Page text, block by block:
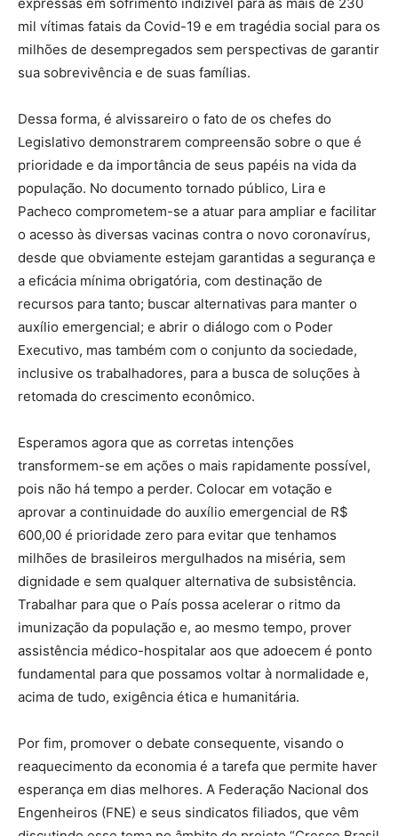
mil vítimas fatais da Covid-19 e em tragédia social para os
milhões de desempregados sem perspectivas de garantir
sua sobrevivência e de suas famílias.
Dessa forma, é alvissareiro o fato de os chefes do
Legislativo demonstrarem compreensão sobre o que é
prioridade e da importância de seus papéis na vida da
população. No documento tornado público, Lira e
Pacheco comprometem-se a atuar para ampliar e facilitar
o acesso às diversas vacinas contra o novo coronavírus,
desde que obviamente estejam garantidas a segurança e
a eficácia mínima obrigatória, com destinação de
recursos para tanto; buscar alternativas para manter o
auxílio emergencial; e abrir o diálogo com o Poder
Executivo, mas também com o conjunto da sociedade,
inclusive os trabalhadores, para a busca de soluções à
retomada do crescimento econômico.
Esperamos agora que as corretas intenções
transformem-se em ações o mais rapidamente possível,
pois não há tempo a perder. Colocar em votação e
aprovar a continuidade do auxílio emergencial de R$
600,00 é prioridade zero para evitar que tenhamos
milhões de brasileiros mergulhados na miséria, sem
dignidade e sem qualquer alternativa de subsistência.
Trabalhar para que o País possa acelerar o ritmo da
imunização da população e, ao mesmo tempo, prover
assistência médico-hospitalar aos que adoecem é ponto
fundamental para que possamos voltar à normalidade e,
acima de tudo, exigência ética e humanitária.
Por fim, promover o debate consequente, visando o
reaquecimento da economia é a tarefa que permite haver
esperança em dias melhores. A Federação Nacional dos
Engenheiros (FNE) e seus sindicatos filiados, que vêm